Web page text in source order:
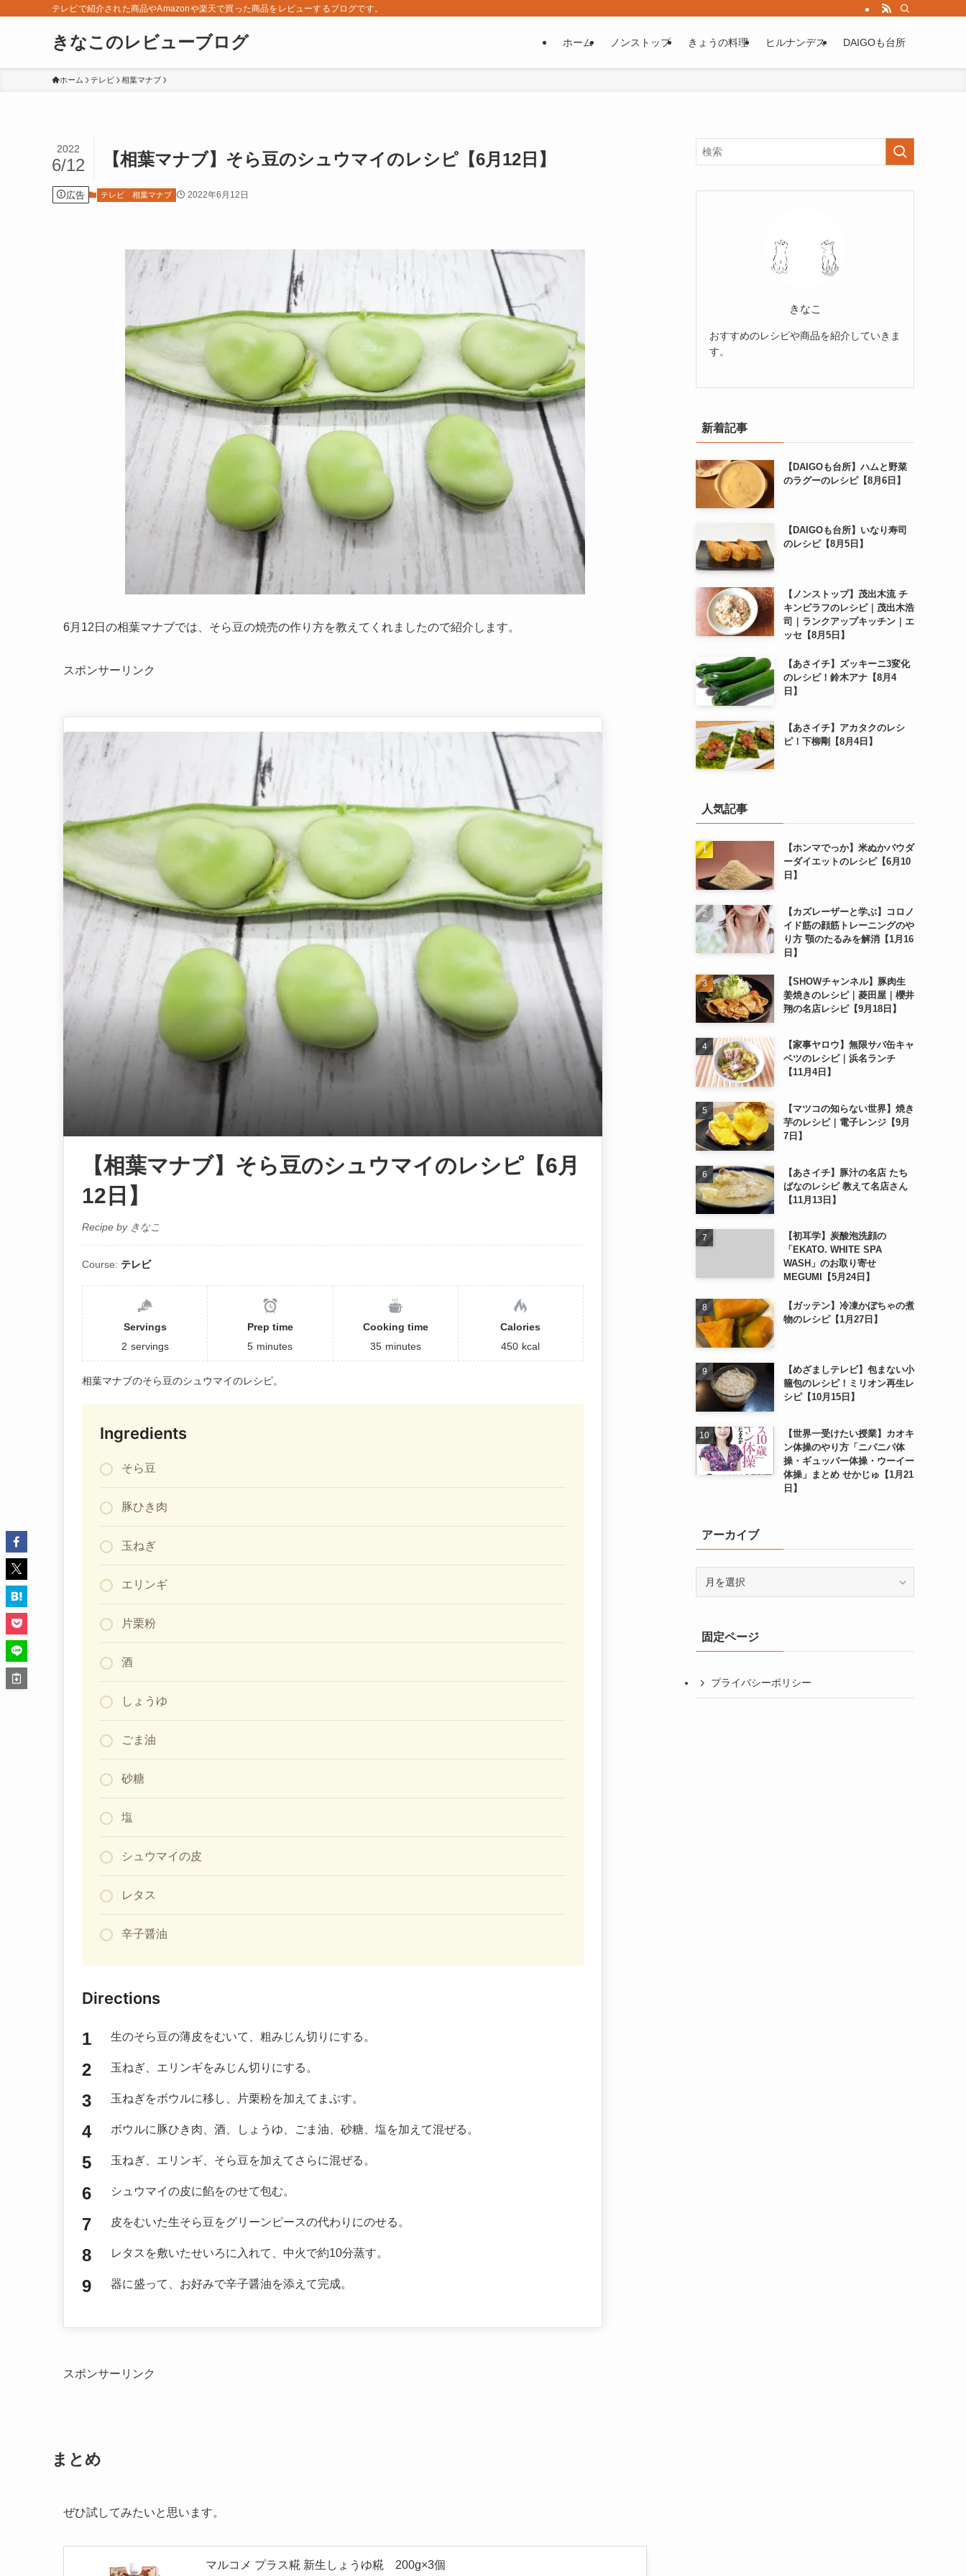
テレビで紹介された商品やAmazonや楽天で買った商品をレビューするブログです。
きなこのレビューブログ ホーム ノンストップ きょうの料理 ヒルナンデス DAIGOも台所
ホーム テレビ 相葉マナブ
【相葉マナブ】そら豆のシュウマイのレシピ【6月12日】
2022
6/12
広告 テレビ 相葉マナブ 2022年6月12日
6月12日の相葉マナブでは、そら豆の焼売の作り方を教えてくれましたので紹介します。
スポンサーリンク
【相葉マナブ】そら豆のシュウマイのレシピ【6月
12日】
Recipe by きなこ
Course: テレビ
Servings
2 servings
Prep time
5 minutes
Cooking time
35 minutes
Calories
450 kcal
相葉マナブのそら豆のシュウマイのレシピ。
Ingredients
そら豆
豚ひき肉
玉ねぎ
エリンギ
片栗粉
酒
しょうゆ
ごま油
砂糖
塩
シュウマイの皮
レタス
辛子醤油
Directions
生のそら豆の薄皮をむいて、粗みじん切りにする。
玉ねぎ、エリンギをみじん切りにする。
玉ねぎをボウルに移し、片栗粉を加えてまぶす。
ボウルに豚ひき肉、酒、しょうゆ、ごま油、砂糖、塩を加えて混ぜる。
玉ねぎ、エリンギ、そら豆を加えてさらに混ぜる。
シュウマイの皮に餡をのせて包む。
皮をむいた生そら豆をグリーンピースの代わりにのせる。
レタスを敷いたせいろに入れて、中火で約10分蒸す。
器に盛って、お好みで辛子醤油を添えて完成。
スポンサーリンク
まとめ
ぜひ試してみたいと思います。
マルコメ プラス糀 新生しょうゆ糀 200g×3個
きなこ
おすすめのレシピや商品を紹介していきま
す。
新着記事
【DAIGOも台所】ハムと野菜
のラグーのレシピ【8月6日】
【DAIGOも台所】いなり寿司
のレシピ【8月5日】
【ノンストップ】茂出木流 チ
キンピラフのレシピ｜茂出木浩
司｜ランクアップキッチン｜エ
ッセ【8月5日】
【あさイチ】ズッキーニ3変化
のレシピ！鈴木アナ【8月4
日】
【あさイチ】アカタクのレシ
ピ！下柳剛【8月4日】
人気記事
【ホンマでっか】米ぬかパウダ
ーダイエットのレシピ【6月10
日】
【カズレーザーと学ぶ】コロノ
イド筋の顔筋トレーニングのや
り方 顎のたるみを解消【1月16
日】
【SHOWチャンネル】豚肉生
姜焼きのレシピ｜菱田屋｜櫻井
翔の名店レシピ【9月18日】
【家事ヤロウ】無限サバ缶キャ
ベツのレシピ｜浜名ランチ
【11月4日】
【マツコの知らない世界】焼き
芋のレシピ｜電子レンジ【9月
7日】
【あさイチ】豚汁の名店 たち
ばなのレシピ 教えて名店さん
【11月13日】
【初耳学】炭酸泡洗顔の
「EKATO. WHITE SPA
WASH」のお取り寄せ
MEGUMI【5月24日】
【ガッテン】冷凍かぼちゃの煮
物のレシピ【1月27日】
【めざましテレビ】包まない小
籠包のレシピ！ミリオン再生レ
シピ【10月15日】
【世界一受けたい授業】カオキ
ン体操のやり方「ニパニパ体
操・ギュッパー体操・ウーイー
体操」まとめ せかじゅ【1月21
日】
アーカイブ
ブ固定ページ
プライバシーポリシー